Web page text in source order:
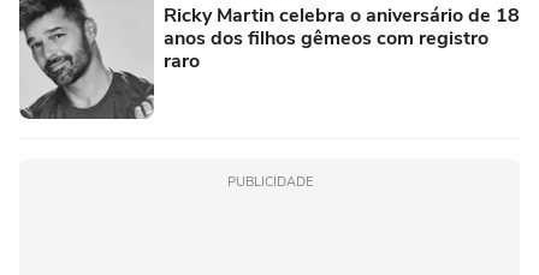
Ricky Martin celebra o aniversário de 18
anos dos filhos gêmeos com registro
raro
PUBLICIDADE